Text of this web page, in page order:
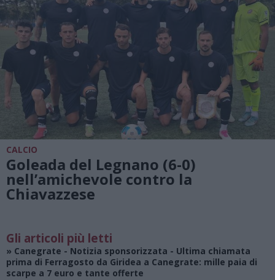
CALCIO
Goleada del Legnano (6-0)
nell’amichevole contro la
Chiavazzese
Gli articoli più letti
» Canegrate - Notizia sponsorizzata - Ultima chiamata
prima di Ferragosto da Giridea a Canegrate: mille paia di
scarpe a 7 euro e tante offerte